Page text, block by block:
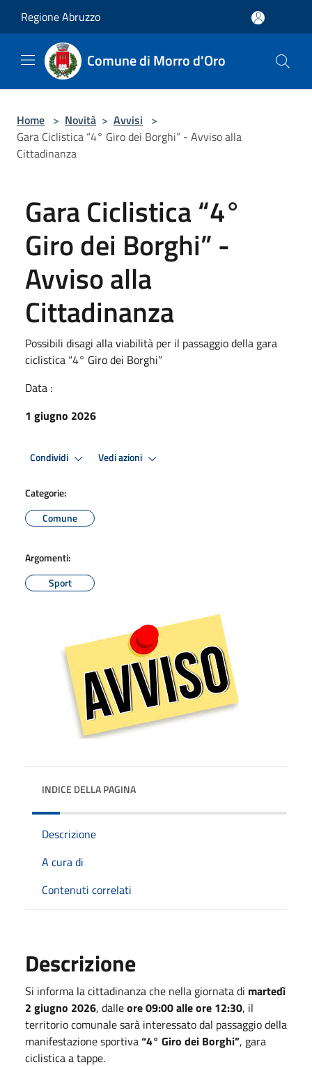
Regione Abruzzo
Comune di Morro d'Oro
Home > Novità > Avvisi >
Gara Ciclistica “4° Giro dei Borghi” - Avviso alla
Cittadinanza
Gara Ciclistica “4°
Giro dei Borghi” -
Avviso alla
Cittadinanza
Possibili disagi alla viabilità per il passaggio della gara
ciclistica “4° Giro dei Borghi”
Data :
1 giugno 2026
Condividi Vedi azioni
Categorie:
Comune
Argomenti:
Sport
INDICE DELLA PAGINA
Descrizione
A cura di
Contenuti correlati
Descrizione
Si informa la cittadinanza che nella giornata di martedì
2 giugno 2026, dalleore 09:00 alle ore 12:30, il
territorio comunale sarà interessato dal passaggio della
manifestazione sportiva“4° Giro dei Borghi”, gara
ciclistica a tappe.